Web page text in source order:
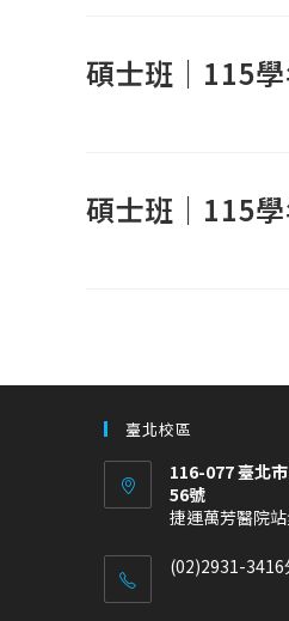
碩士班｜115
碩士班｜115
臺北校區
116-077 臺北
56號
捷運萬芳醫院
(02)2931-3416